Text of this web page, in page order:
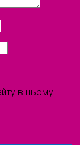
в цьому